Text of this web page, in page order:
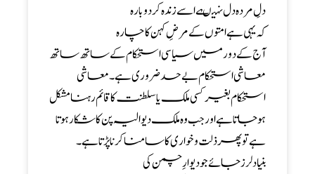
دلِ مردہ دل نہیںہے اسے زندہ کر دوبارہ
کہ یہی ہے امتوں کے مرضِ کہن کا چارہ
آج کے دور میں سیاسی استحکام کے ساتھ ساتھ
معاشی استحکام بے حد ضروری ہے ۔ معاشی
استحکام بغیر کسی ملک یا سلطنت کا قائم رہنا مشکل
ہو جاتا ہے اورجب وہ ملک دیوالیہ پن کا شکار ہوتا
ہے تو پھر ذلت و خواری کا سامنا کرناپڑتا ہے ۔
بنیاد لرز جائے جو دیوارِ چمن کی